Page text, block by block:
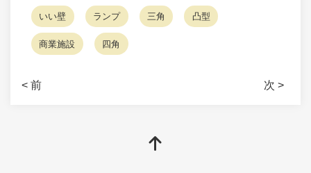
いい壁 ランプ 三角 凸型
商業施設 四角
< 前 次 >